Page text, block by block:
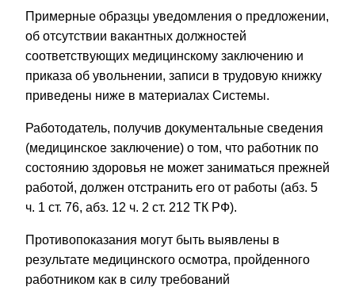
Примерные образцы уведомления о предложении,
об отсутствии вакантных должностей
соответствующих медицинскому заключению и
приказа об увольнении, записи в трудовую книжку
приведены ниже в материалах Системы.
Работодатель, получив документальные сведения
(медицинское заключение) о том, что работник по
состоянию здоровья не может заниматься прежней
работой, должен отстранить его от работы (абз. 5
ч. 1 ст. 76, абз. 12 ч. 2 ст. 212 ТК РФ).
Противопоказания могут быть выявлены в
результате медицинского осмотра, пройденного
работником как в силу требований